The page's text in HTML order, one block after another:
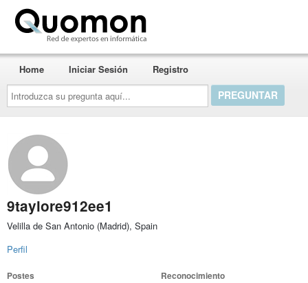
Introduzca
su
pregunta
aquí...
Home Iniciar Sesión Registro
9taylore912ee1
Velilla de San Antonio (Madrid), Spain
Perfil
Postes Reconocimiento